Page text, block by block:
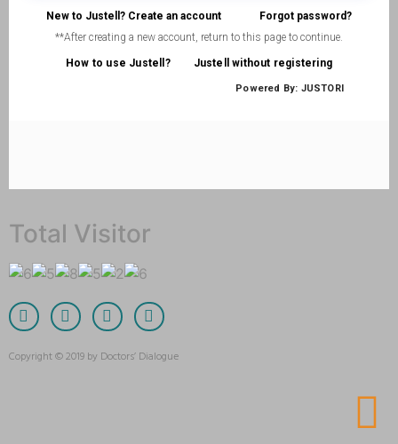
Total Visitor
Copyright © 2019 by Doctors’ Dialogue